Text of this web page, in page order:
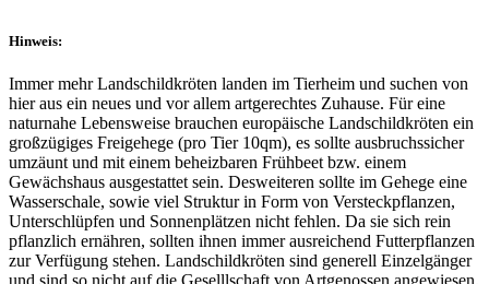
Hinweis:
Immer mehr Landschildkröten landen im Tierheim und suchen von
hier aus ein neues und vor allem artgerechtes Zuhause. Für eine
naturnahe Lebensweise brauchen europäische Landschildkröten ein
großzügiges Freigehege (pro Tier 10qm), es sollte ausbruchssicher
umzäunt und mit einem beheizbaren Frühbeet bzw. einem
Gewächshaus ausgestattet sein. Desweiteren sollte im Gehege eine
Wasserschale, sowie viel Struktur in Form von Versteckpflanzen,
Unterschlüpfen und Sonnenplätzen nicht fehlen. Da sie sich rein
pflanzlich ernähren, sollten ihnen immer ausreichend Futterpflanzen
zur Verfügung stehen. Landschildkröten sind generell Einzelgänger